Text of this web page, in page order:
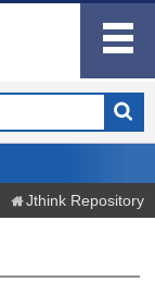
Jthink Repository